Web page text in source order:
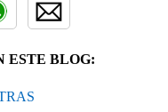
ESTE BLOG: